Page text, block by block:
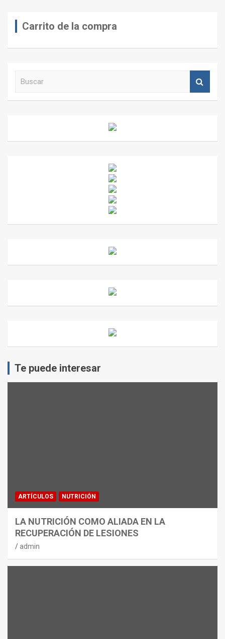
Carrito de la compra
Te puede interesar
ARTÍCULOS NUTRICIÓN
LA NUTRICIÓN COMO ALIADA EN LA
RECUPERACIÓN DE LESIONES
admin